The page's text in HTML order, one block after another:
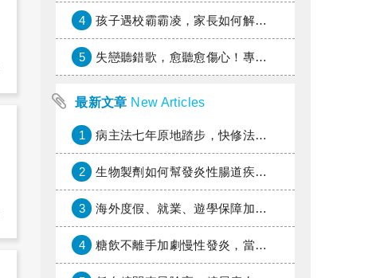
4 孩子遇校霸霸凌，家長如何解圍？
5 失戀聽錯歌，愈聽愈傷心！專家教你挑對療傷情歌
最新文章 New Articles
1 病主法七年原地踏步，快修法讓病人自主決定善終
2 生物製劑如何幫發炎性腸道疾病患者抗潰瘍？治療進展與健保給付困境一次看
3 海外度假、就業、遊學保障加倍，富邦產險「一期逐夢」專案加碼遠距醫療與緊急救援
4 糖飲不離手加劇慢性發炎，當心老化與慢性病提早報到